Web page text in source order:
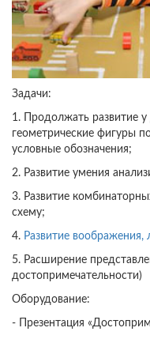
Задачи:
1. Продолжать развитие у
геометрические фигуры
условные обозначения;
2. Развитие умения
3. Развитие
схему;
4. Развитие
5. Расширение
достопримечательности)
Оборудование:
- Презентация